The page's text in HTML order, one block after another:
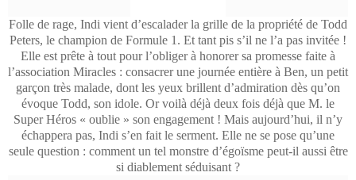
Folle de rage, Indi vient d’escalader la grille de la propriété de Todd
Peters, le champion de Formule 1. Et tant pis s’il ne l’a pas invitée !
Elle est prête à tout pour l’obliger à honorer sa promesse faite à
l’association Miracles : consacrer une journée entière à Ben, un petit
garçon très malade, dont les yeux brillent d’admiration dès qu’on
évoque Todd, son idole. Or voilà déjà deux fois déjà que M. le
Super Héros « oublie » son engagement ! Mais aujourd’hui, il n’y
échappera pas, Indi s’en fait le serment. Elle ne se pose qu’une
seule question : comment un tel monstre d’égoïsme peut-il aussi être
si diablement séduisant ?